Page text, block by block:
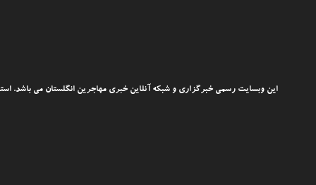
این وبسایت رسمی خبرگزاری و شبکه آنلاین خبری مهاجرین انگلستان می باشد.